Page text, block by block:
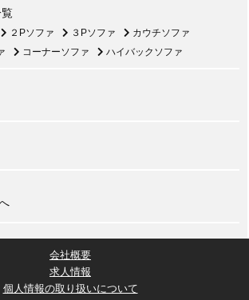
２Pソファ ３Pソファ
カウチソファ
コーナーソファ ハイバックソファ
会社概要
求人情報
個人情報の取り扱いについて